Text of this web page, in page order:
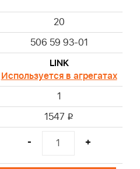
20
506 59 93-01
LINK
Используется в агрегатах
1
1547 i
- +